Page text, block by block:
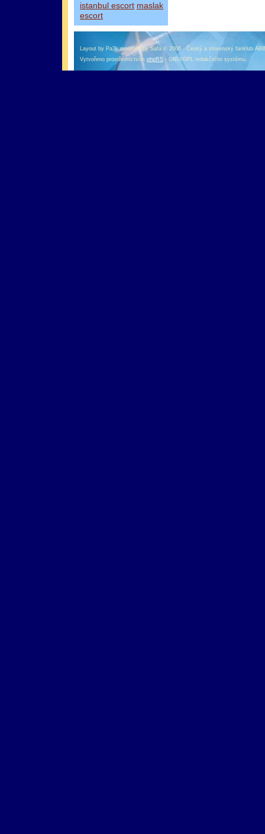
istanbul escort maslak
escort
Layout by Pa3k modified by Safa © 2006 - Český a slovenský fanklub
Vytvořeno prostřednictvím phpRS - GNU/GPL redakčního systému.